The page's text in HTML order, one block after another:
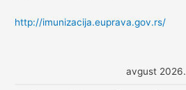
http://imunizacija.euprava.gov.rs/
avgust 2026.